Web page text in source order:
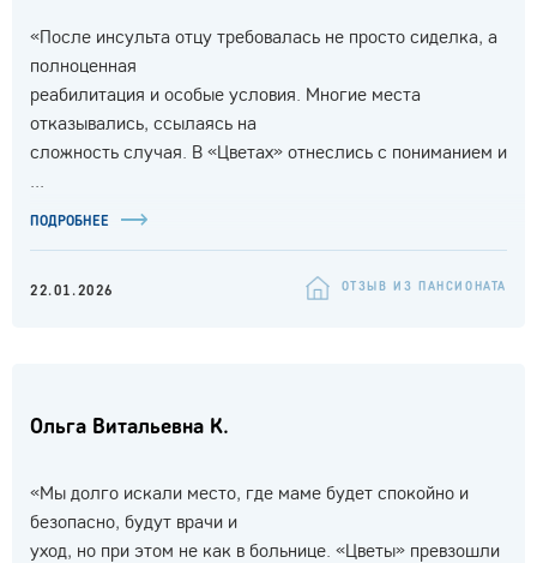
«После инсульта отцу требовалась не просто сиделка, а
полноценная
реабилитация и особые условия. Многие места
отказывались, ссылаясь на
сложность случая. В «Цветах» отнеслись с пониманием и
...
ПОДРОБНЕЕ
22.01.2026 ОТЗЫВ ИЗ ПАНСИОНАТА
Ольга Витальевна К.
«Мы долго искали место, где маме будет спокойно и
безопасно, будут врачи и
уход, но при этом не как в больнице. «Цветы» превзошли